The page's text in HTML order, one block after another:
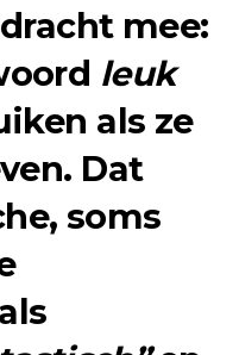
mee:
leuk
als ze
Dat
soms